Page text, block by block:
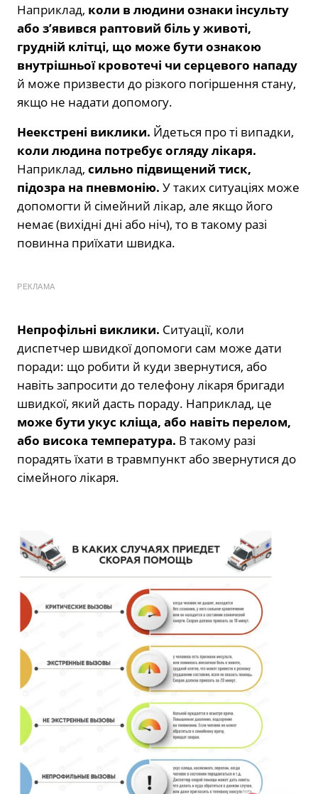
Наприклад, коли в людини ознаки інсульту
або з’явився раптовий біль у животі,
грудній клітці, що може бути ознакою
внутрішньої кровотечі чи серцевого нападу
й може призвести до різкого погіршення стану,
якщо не надати допомогу.
Неекстрені виклики. Йдеться про ті випадки,
коли людина потребує огляду лікаря.
Наприклад, сильно підвищений тиск,
підозра на пневмонію. У таких ситуаціях може
допомогти й сімейний лікар, але якщо його
немає (вихідні дні або ніч), то в такому разі
повинна приїхати швидка.
РЕКЛАМА
Непрофільні виклики. Ситуації, коли
диспетчер швидкої допомоги сам може дати
поради: що робити й куди звернутися, або
навіть запросити до телефону лікаря бригади
швидкої, який дасть пораду. Наприклад, це
може бути укус кліща, або навіть перелом,
або висока температура. В такому разі
порадять їхати в травмпункт або звернутися до
сімейного лікаря.